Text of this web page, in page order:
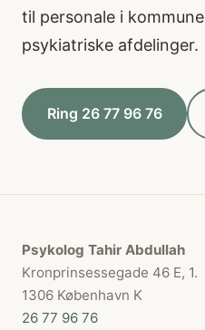
til personale i
psykiatriske afdelinger.
Ring 26 77 96 76
Psykolog Tahir Abdullah
Kronprinsessegade 46 E, 1.
1306 København K
26 77 96 76